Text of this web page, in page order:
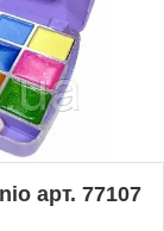
арт. 77107